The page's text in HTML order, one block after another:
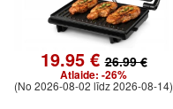
19.95 €26.99 €
Atlaide: -26%
(No 2026-08-02 līdz 2026-08-14)